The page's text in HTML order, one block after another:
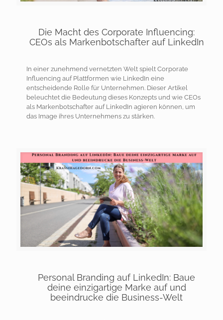
Die Macht des Corporate Influencing:
CEOs als Markenbotschafter auf LinkedIn
In einer zunehmend vernetzten Welt spielt Corporate
Influencing auf Plattformen wie LinkedIn eine
entscheidende Rolle für Unternehmen. Dieser Artikel
beleuchtet die Bedeutung dieses Konzepts und wie CEOs
als Markenbotschafter auf LinkedIn agieren können, um
das Image ihres Unternehmens zu stärken.
Personal Branding auf LinkedIn: Baue
deine einzigartige Marke auf und
beeindrucke die Business-Welt